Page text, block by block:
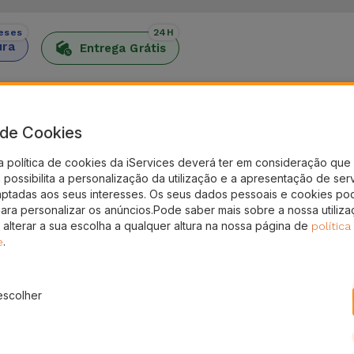
Entrega Grátis
24H
desportiva
com a Ocean Strap, uma bracelete resistente e
combina design ondulado com silicone resistente.
lazer.
que esta bracelete desportiva juntamente com o
dias mais quentes como também durante uma
fixação firme e estável no pulso, mesmo quando e
no ginásio ou em atividades ao ar livre. Os vários
diferentes tamanhos de pulso sem a criação de
Watch assume-se como uma opção prática para
Cookies
política de cookies da iServices deverá ter em consideração que
a personalização da utilização e a apresentação de
aos seus interesses. Os seus dados pessoais e cookies
personalizar os anúncios.Pode saber mais sobre a nossa
a sua escolha a qualquer altura na nossa página de política
.